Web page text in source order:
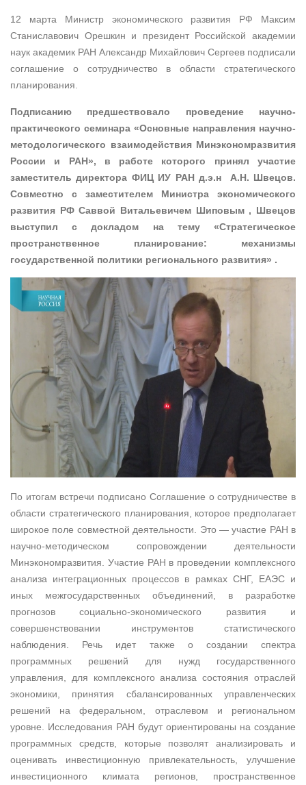
12 марта Министр экономического развития РФ Максим
Станиславович Орешкин и президент Российской академии
наук академик РАН Александр Михайлович Сергеев подписали
соглашение о сотрудничество в области стратегического
планирования.
Подписанию предшествовало проведение научно-
практического семинара «Основные направления научно-
методологического взаимодействия Минэкономразвития
России и РАН», в работе которого принял участие
заместитель директора ФИЦ ИУ РАН д.э.н А.Н. Швецов.
Совместно с заместителем Министра экономического
развития РФ Саввой Витальевичем Шиповым , Швецов
выступил с докладом на тему «Стратегическое
пространственное планирование: механизмы
государственной политики регионального развития» .
По итогам встречи подписано Соглашение о сотрудничестве в
области стратегического планирования, которое предполагает
широкое поле совместной деятельности. Это — участие РАН в
научно-методическом сопровождении деятельности
Минэкономразвития. Участие РАН в проведении комплексного
анализа интеграционных процессов в рамках СНГ, ЕАЭС и
иных межгосударственных объединений, в разработке
прогнозов социально-экономического развития и
совершенствовании инструментов статистического
наблюдения. Речь идет также о создании спектра
программных решений для нужд государственного
управления, для комплексного анализа состояния отраслей
экономики, принятия сбалансированных управленческих
решений на федеральном, отраслевом и региональном
уровне. Исследования РАН будут ориентированы на создание
программных средств, которые позволят анализировать и
оценивать инвестиционную привлекательность, улучшение
инвестиционного климата регионов, пространственное